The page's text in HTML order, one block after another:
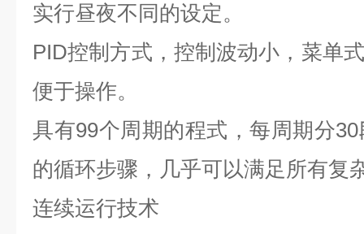
实行昼夜不同的设定。
PID控制方式，控制波动小，菜单
便于操作。
具有99个周期的程式，每周期分
的循环步骤，几乎可以满足所有复
连续运行技术